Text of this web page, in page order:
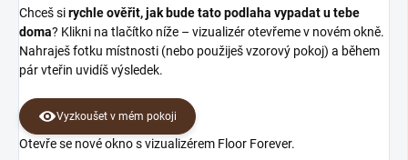
Chceš sirychle ověřit, jak bude tato podlaha vypadat u tebe
doma? Klikni na tlačítko níže – vizualizér otevřeme v novém okně.
Nahraješ fotku místnosti (nebo použiješ vzorový pokoj) a během
pár vteřin uvidíš výsledek.
Vyzkoušet v mém pokoji
Otevře se nové okno s vizualizérem Floor Forever.